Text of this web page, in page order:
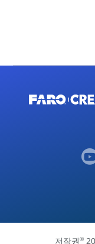
저작권©